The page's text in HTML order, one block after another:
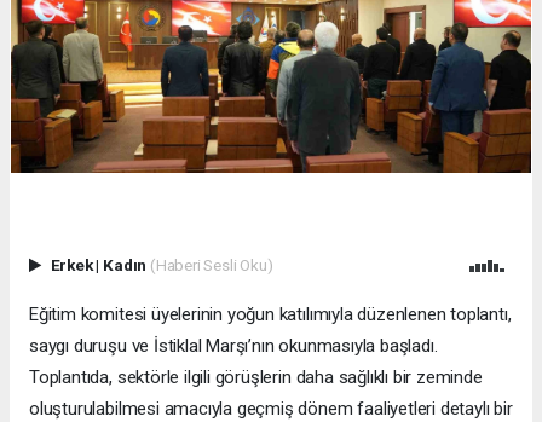
Erkek| Kadın (Haberi Sesli Oku)
Eğitim komitesi üyelerinin yoğun katılımıyla düzenlenen toplantı,
saygı duruşu ve İstiklal Marşı’nın okunmasıyla başladı.
Toplantıda, sektörle ilgili görüşlerin daha sağlıklı bir zeminde
oluşturulabilmesi amacıyla geçmiş dönem faaliyetleri detaylı bir